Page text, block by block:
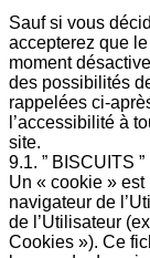
Sauf si vous
accepterez que
moment
des possibilités
rappelées ci-
l’accessibilité à
site.
9.1. ” BISCUITS ”
Un « cookie » est
navigateur de
de l’Utilisateur
Cookies »). Ce